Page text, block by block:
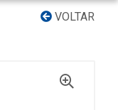
VOLTAR